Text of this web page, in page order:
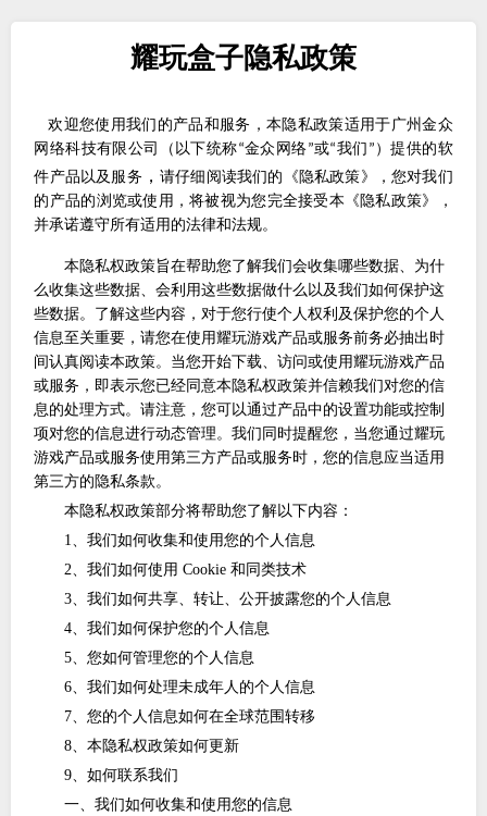
耀玩盒子隐私政策
欢迎您使用我们的产品和服务，本隐私政策适用于 广州金众
网络科技有限公司
（以下统称“金众 网络”或“我们 ” ）提供的软
件产品以及服务 ，请仔细阅读我们的《隐私政策》，您对我们
的产品的浏览或使用，将被视为您完全接受本《隐私政策》，
并承诺遵守所有适用的法律和法规。
本隐私权政策旨在帮助您了解我们会收集哪些数据、为什
么收集这些数据、会利用这些数据做什么以及我们如何保护这
些数据。了解这些内容，对于您行使个人权利及保护您的个人
信息至关重要，请您在使用耀玩游戏产品或服务前务必抽出时
间认真阅读本政策。当您开始下载、访问或使用耀玩游戏产品
或服务，即表示您已经同意本隐私权政策并信赖我们对您的信
息的处理方式。请注意，您可以通过产品中的设置功能或控制
项对您的信息进行动态管理。我们同时提醒您，当您通过耀玩
游戏产品或服务使用第三方产品或服务时，您的信息应当适用
第三方的隐私条款。
本隐私权政策部分将帮助您了解以下内容：
1、我们如何收集和使用您的个人信息
2、我们如何使用 Cookie 和同类技术
3、我们如何共享、转让、公开披露您的个人信息
4、我们如何保护您的个人信息
5、您如何管理您的个人信息
6、我们如何处理未成年人的个人信息
7、您的个人信息如何在全球范围转移
8、本隐私权政策如何更新
9、如何联系我们
一、我们如何收集和使用您的信息